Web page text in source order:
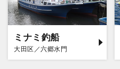
ミナミ釣船
大田区／六郷水門